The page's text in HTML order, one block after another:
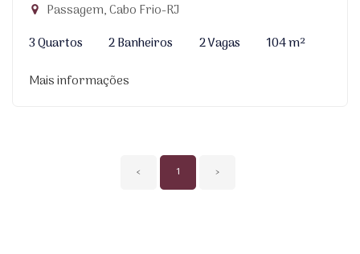
Passagem, Cabo Frio-RJ
3 Quartos
2 Banheiros 2 Vagas
104 m²
Mais informações
‹ 1 ›